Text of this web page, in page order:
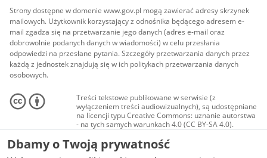
Strony dostępne w domenie www.gov.pl mogą zawierać adresy skrzynek
mailowych. Użytkownik korzystający z odnośnika będącego adresem e-
mail zgadza się na przetwarzanie jego danych (adres e-mail oraz
dobrowolnie podanych danych w wiadomości) w celu przesłania
odpowiedzi na przesłane pytania. Szczegóły przetwarzania danych przez
każdą z jednostek znajdują się w ich politykach przetwarzania danych
osobowych.
Treści tekstowe publikowane w serwisie (z
wyłączeniem treści audiowizualnych), są udostępniane
na licencji typu Creative Commons: uznanie autorstwa
- na tych samych warunkach 4.0 (CC BY-SA 4.0).
Materiały audiowizualne, w tym zdjęcia, materiały
audio i wideo, są udostępniane na licencji typu
Creative Commons: uznanie autorstwa użycie
Dbamy o Twoją prywatność